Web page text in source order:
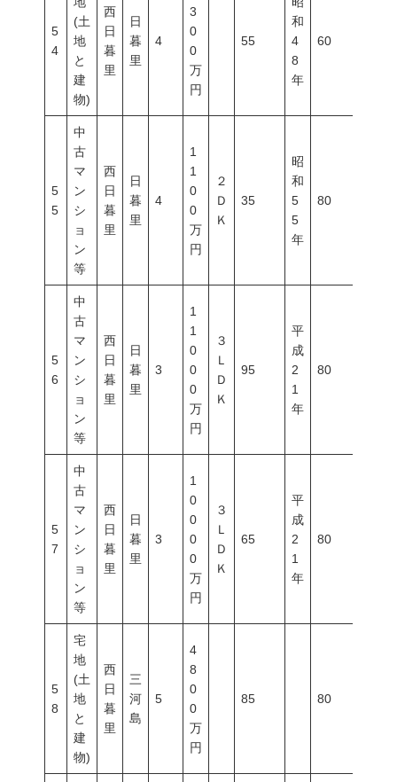
5
4
(土
地
と
建
物)
西
日
暮
里
日
暮
里
4
3
0
0
万
円
55
和
4
8
年
60
5
5
中
古
マ
ン
シ
ョ
ン
等
西
日
暮
里
日
暮
里
4
1
1
0
0
万
円
２
Ｄ
Ｋ
35
昭
和
5
5
年
80
5
6
中
古
マ
ン
シ
ョ
ン
等
西
日
暮
里
日
暮
里
3
1
1
0
0
0
万
円
３
Ｌ
Ｄ
Ｋ
95
平
成
2
1
年
80
5
7
中
古
マ
ン
シ
ョ
ン
等
西
日
暮
里
日
暮
里
3
1
0
0
0
0
万
円
３
Ｌ
Ｄ
Ｋ
65
平
成
2
1
年
80
5
8
宅
地
(土
地
と
建
物)
西
日
暮
里
三
河
島
5
4
8
0
0
万
円
85 80